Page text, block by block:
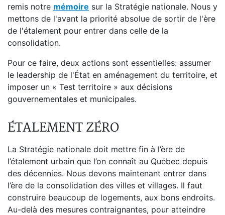
remis notre mémoire sur la Stratégie nationale. Nous y
mettons de l'avant la priorité absolue de sortir de l'ère
de l'étalement pour entrer dans celle de la
consolidation.
Pour ce faire, deux actions sont essentielles: assumer
le leadership de l'État en aménagement du territoire, et
imposer un « Test territoire » aux décisions
gouvernementales et municipales.
ÉTALEMENT ZÉRO
La Stratégie nationale doit mettre fin à l’ère de
l’étalement urbain que l’on connaît au Québec depuis
des décennies. Nous devons maintenant entrer dans
l’ère de la consolidation des villes et villages. Il faut
construire beaucoup de logements, aux bons endroits.
Au-delà des mesures contraignantes, pour atteindre